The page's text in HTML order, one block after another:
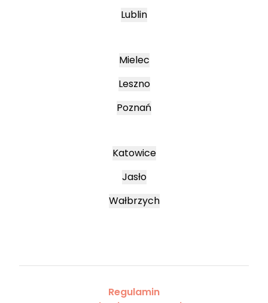
Lublin
Mielec
Leszno
Poznań
Katowice
Jasło
Wałbrzych
Regulamin